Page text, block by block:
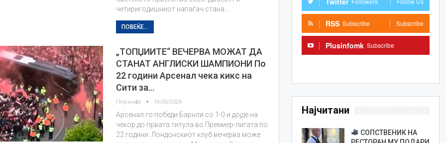
четиригодишниот напаѓач стана…
ПОВЕЌЕ...
„ТОПЏИИТЕ“ ВЕЧЕРВА МОЖАТ ДА
СТАНАТ АНГЛИСКИ ШАМПИОНИ По
22 години Арсенал чека кикс на
Сити за…
Плусинфо 19/05/2026
Арсенал го победи Барнли со 1-0 и дојде на
чекор до првата титула во Премиер-лигата по
22 години. Лондонскиот клуб вечерва може
RSS Subscribe Subscribe
Plusinfomk Subscribe
Најчитани
СОПСТВЕНИК НА